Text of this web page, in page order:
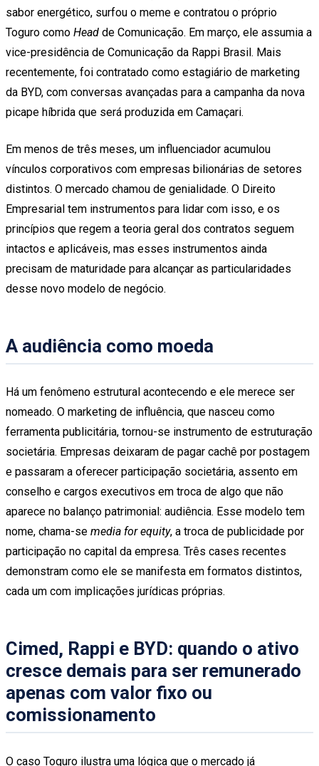
sabor energético, surfou o meme e contratou o próprio
Toguro como Head de Comunicação. Em março, ele assumia a
vice-presidência de Comunicação da Rappi Brasil. Mais
recentemente, foi contratado como estagiário de marketing
da BYD, com conversas avançadas para a campanha da nova
picape híbrida que será produzida em Camaçari.
Em menos de três meses, um influenciador acumulou
vínculos corporativos com empresas bilionárias de setores
distintos. O mercado chamou de genialidade. O Direito
Empresarial tem instrumentos para lidar com isso, e os
princípios que regem a teoria geral dos contratos seguem
intactos e aplicáveis, mas esses instrumentos ainda
precisam de maturidade para alcançar as particularidades
desse novo modelo de negócio.
A audiência como moeda
Há um fenômeno estrutural acontecendo e ele merece ser
nomeado. O marketing de influência, que nasceu como
ferramenta publicitária, tornou-se instrumento de estruturação
societária. Empresas deixaram de pagar cachê por postagem
e passaram a oferecer participação societária, assento em
conselho e cargos executivos em troca de algo que não
aparece no balanço patrimonial: audiência. Esse modelo tem
nome, chama-se media for equity, a troca de publicidade por
participação no capital da empresa. Três cases recentes
demonstram como ele se manifesta em formatos distintos,
cada um com implicações jurídicas próprias.
Cimed, Rappi e BYD: quando o ativo
cresce demais para ser remunerado
apenas com valor fixo ou
comissionamento
O caso Toguro ilustra uma lógica que o mercado já